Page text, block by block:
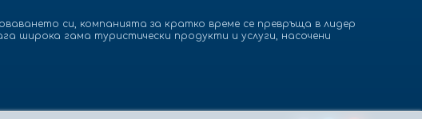
си, компанията за кратко време се превръща в лидер
широка гама туристически продукти и услуги, насочени